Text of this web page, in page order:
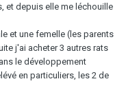
et depuis elle me léchouille
et une femelle (les parents
j'ai acheter 3 autres rats
le développement
en particuliers, les 2 de